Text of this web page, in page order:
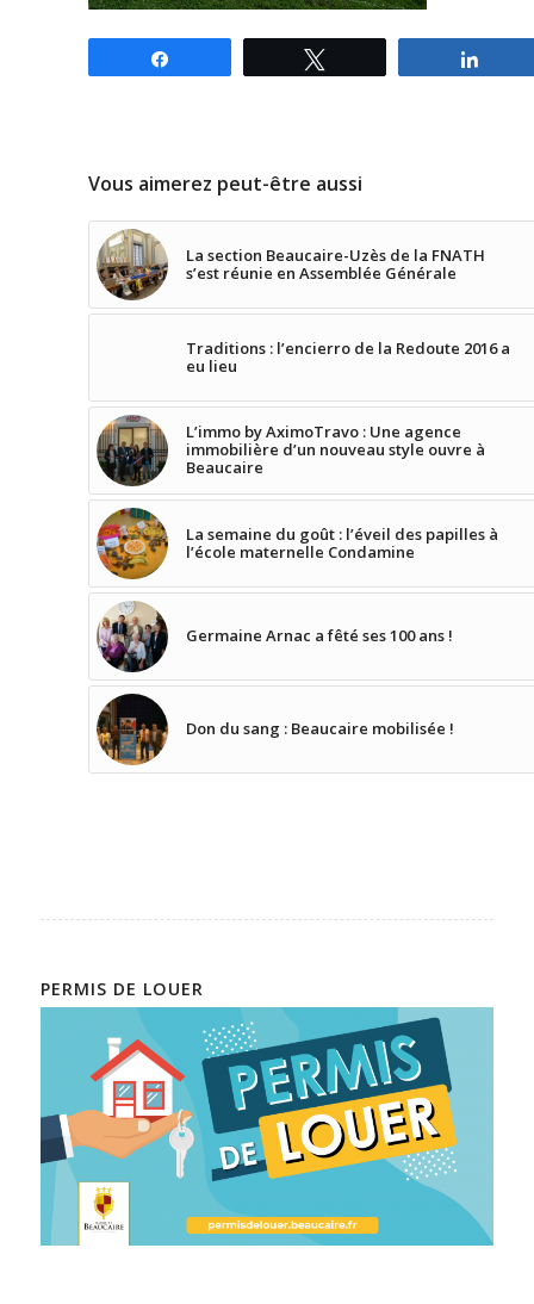
Vous aimerez peut-être aussi
La section Beaucaire-Uzès de la FNATH
s’est réunie en Assemblée Générale
Traditions : l’encierro de la Redoute 2016 a
eu lieu
L’immo by AximoTravo : Une agence
immobilière d’un nouveau style ouvre à
Beaucaire
La semaine du goût : l’éveil des papilles à
l’école maternelle Condamine
Germaine Arnac a fêté ses 100 ans !
Don du sang : Beaucaire mobilisée !
PERMIS DE LOUER